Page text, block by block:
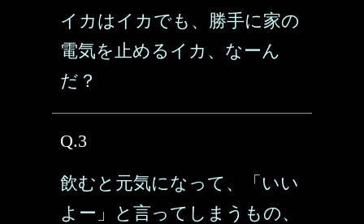
イカはイカでも、勝手に家の
電気を止めるイカ、なーん
だ？
Q.3
飲むと元気になって、「いい
よー」と言ってしまうもの、